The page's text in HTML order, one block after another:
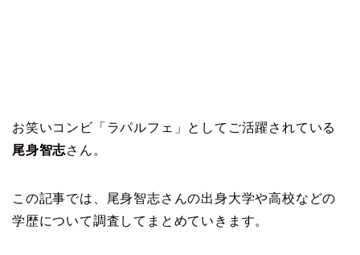
お笑いコンビ「ラパルフェ」としてご活躍されている
尾身智志さん。
この記事では、尾身智志さんの出身大学や高校などの
学歴について調査してまとめていきます。